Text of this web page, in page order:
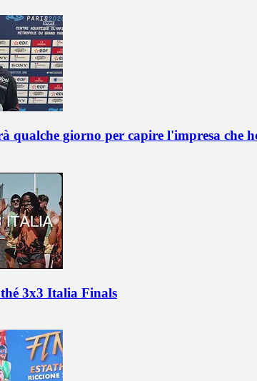
qualche giorno per capire l'impresa che
3x3 Italia Finals